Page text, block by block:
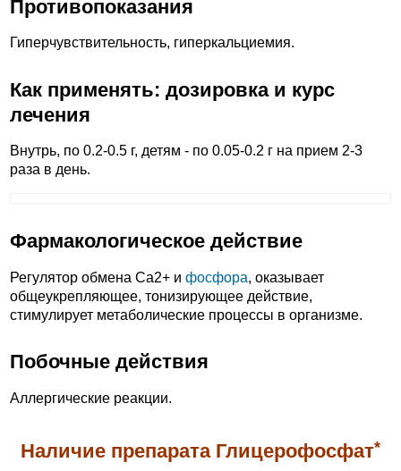
Противопоказания
Гиперчувствительность, гиперкальциемия.
Как применять: дозировка и курс
лечения
Внутрь, по 0.2-0.5 г, детям - по 0.05-0.2 г на прием 2-3
раза в день.
Фармакологическое действие
Регулятор обмена Ca2+ и фосфора, оказывает
общеукрепляющее, тонизирующее действие,
стимулирует метаболические процессы в организме.
Побочные действия
Аллергические реакции.
Наличие препарата Глицерофосфат*